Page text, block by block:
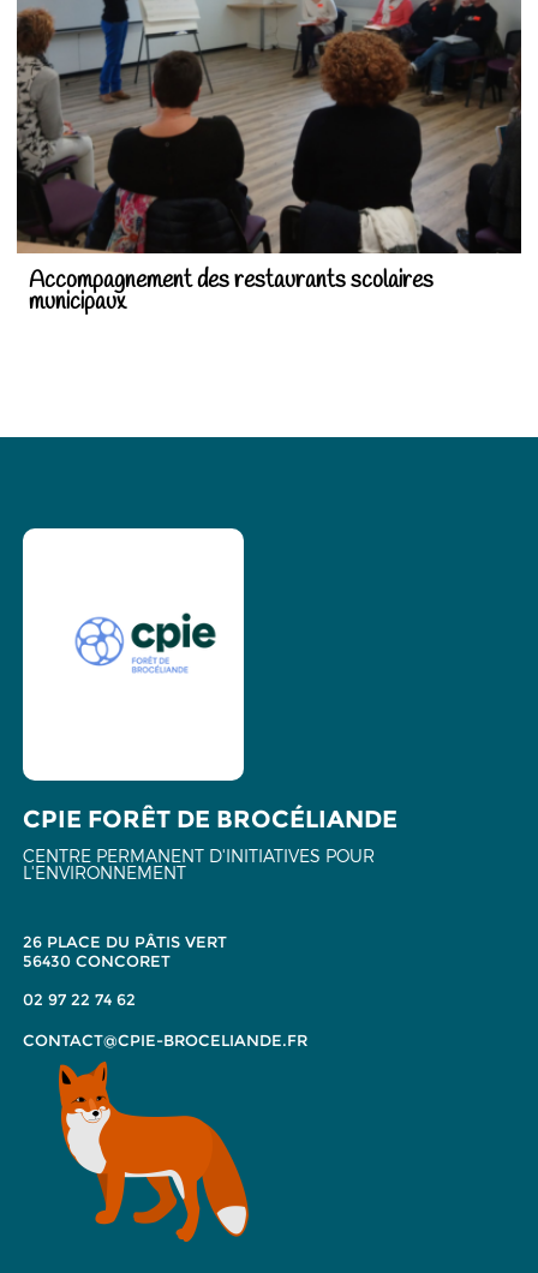
Accompagnement des restaurants scolaires
municipaux
CPIE FORÊT DE BROCÉLIANDE
CENTRE PERMANENT D'INITIATIVES POUR
L'ENVIRONNEMENT
26 PLACE DU PÂTIS VERT
56430 CONCORET
02 97 22 74 62
CONTACT@CPIE-BROCELIANDE.FR